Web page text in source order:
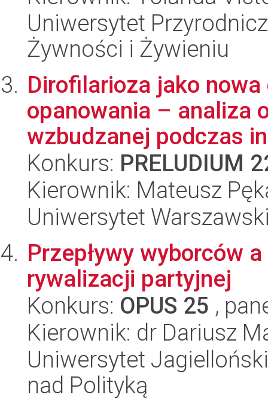
Uniwersytet
Żywności i Żywieniu
Dirofilarioza jako
opanowania – analiza
wzbudzanej podczas
Konkurs: PRELUDIUM
Kierownik: Mateusz
Uniwersytet
Przepływy wyborców
rywalizacji partyjnej
Konkurs: OPUS 25 ,
Kierownik: dr Dariusz
Uniwersytet
nad Polityką